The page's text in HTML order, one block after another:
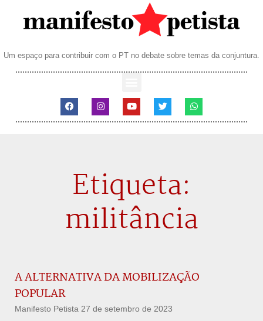
Um espaço para contribuir com o PT no debate sobre temas da conjuntura.
Etiqueta:
militância
A ALTERNATIVA DA MOBILIZAÇÃO
POPULAR
Manifesto Petista 27 de setembro de 2023